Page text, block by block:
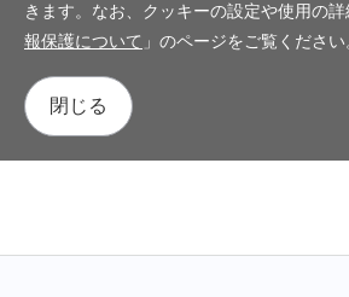
きます。なお、クッキーの設定や使用の詳
報保護について 」のページをご覧ください
閉じる